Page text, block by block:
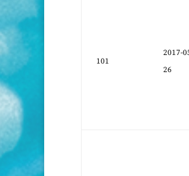
101
2017-
26